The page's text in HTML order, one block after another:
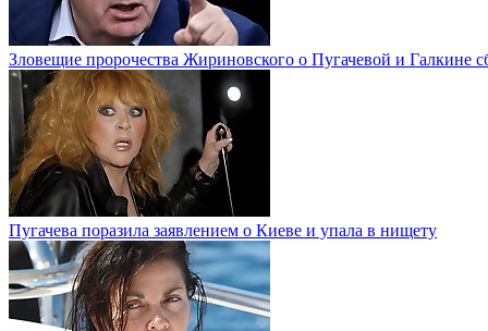
Зловещие пророчества Жириновского о Пугачевой и Галкине
Пугачева поразила заявлением о Киеве и упала в нищету